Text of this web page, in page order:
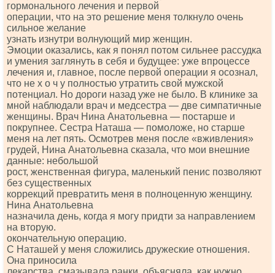
гормонального лечения и первой
операции, что на это решение меня толкнуло очень
сильное желание
узнать изнутри волнующий мир женщин.
Эмоции оказались, как я понял потом сильнее рассудка
и умения заглянуть в себя и будущее: уже впроцессе
лечения и, главное, после первой операции я осознал,
что не х о ч у полностью утратить свой мужской
потенциал. Но дороги назад уже не было. В клинике за
мной наблюдали врач и медсестра — две симпатичные
женщины. Врач Нина Анатольевна — постарше и
покрупнее. Сестра Наташа — помоложе, но старше
меня на лет пять. Осмотрев меня после «вживления»
грудей, Нина Анатольевна сказала, что мои внешние
данные: небольшой
рост, женственная фигура, маленький пенис позволяют
без существенных
коррекций превратить меня в полноценную женщину.
Нина Анатольевна
назначила день, когда я могу придти за направлением
на вторую.
окончательную операцию.
С Наташей у меня сложились дружеские отношения.
Она приносила